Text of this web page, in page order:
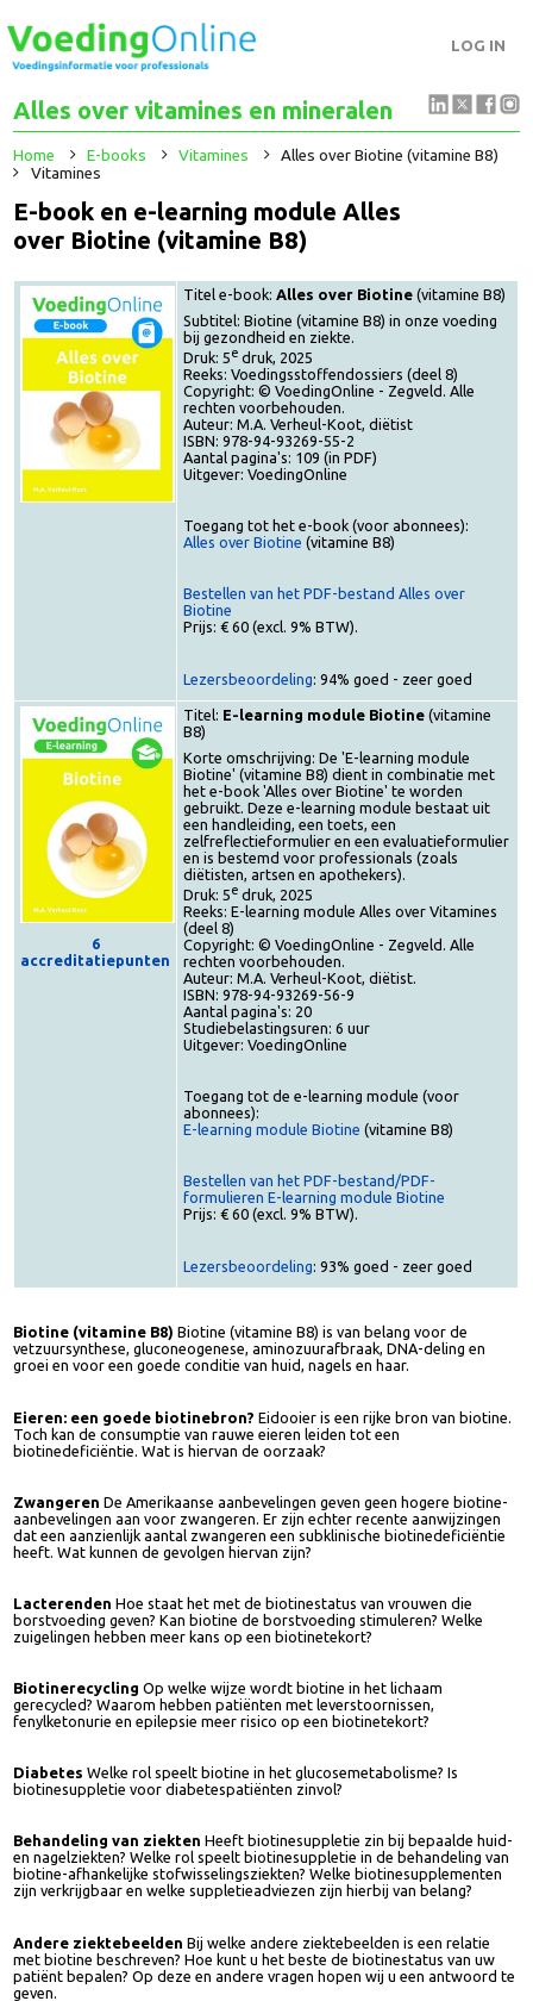
LOG IN
Alles over vitamines en mineralen
Home E-books Vitamines
Alles over Biotine (vitamine B8)
Vitamines
E-book en e-learning module Alles
over Biotine (vitamine B8)
Titel e-book: Alles over Biotine (vitamine B8)
Subtitel: Biotine (vitamine B8) in onze voeding
bij gezondheid en ziekte.
Druk: 5edruk, 2025
Reeks: Voedingsstoffendossiers (deel 8)
Copyright: © VoedingOnline - Zegveld. Alle
rechten voorbehouden.
Auteur: M.A. Verheul-Koot, diëtist
ISBN: 978-94-93269-55-2
Aantal pagina's: 109 (in PDF)
Toegang tot het e-book (voor abonnees):
Bestellen van het PDF-bestand Alles over
Lezersbeoordeling: 94% goed - zeer goed
Titel:E-learning module Biotine(vitamine
B8)
Korte omschrijving: De 'E-learning module
Biotine' (vitamine B8) dient in combinatie met
het e-book 'Alles over Biotine' te worden
gebruikt. Deze e-learning module bestaat uit
een handleiding, een toets, een
zelfreflectieformulier en een
en is bestemd voor professionals (zoals
diëtisten, artsen en apothekers).
Druk: 5 druk, 2025
Reeks: E-learning module Alles over Vitamines
(deel 8)
Copyright: © VoedingOnline - Zegveld. Alle
rechten voorbehouden.
Auteur: M.A. Verheul-Koot, diëtist.
ISBN: 978-94-93269-56-9
Uitgever: VoedingOnline
abonnees):
E-learning module Biotine(vitamine B8)
formulieren E-learning module Biotine
Prijs: € 60 (excl. 9% BTW).
Lezersbeoordeling: 93% goed - zeer goed
vetzuursynthese, gluconeogenese, aminozuurafbraak, DNA-deling en
groei en voor een goede conditie van huid, nagels en haar.
Eieren: een goede biotinebron?
Eidooier is een rijke bron van
Toch kan de consumptie van rauwe eieren leiden tot een
biotinedeficiëntie. Wat is hiervan de oorzaak?
aanbevelingen aan voor zwangeren. Er zijn echter recente aanwijzingen
dat een aanzienlijk aantal zwangeren een subklinische biotinedeficiëntie
heeft. Wat kunnen de gevolgen hiervan zijn?
LacterendenHoe staat het met de biotinestatus van vrouwen die
borstvoeding geven? Kan biotine de borstvoeding stimuleren? Welke
zuigelingen hebben meer kans op een biotinetekort?
BiotinerecyclingOp welke wijze wordt biotine in het lichaam
gerecycled? Waarom hebben patiënten met leverstoornissen,
DiabetesWelke rol speelt biotine in het glucosemetabolisme? Is
biotinesuppletie voor diabetespatiënten zinvol?
Behandeling van ziektenHeeft biotinesuppletie zin bij bepaalde
en nagelziekten? Welke rol speelt biotinesuppletie in de behandeling
biotine-afhankelijke stofwisselingsziekten? Welke biotinesupplementen
zijn verkrijgbaar en welke suppletieadviezen zijn hierbij van belang?